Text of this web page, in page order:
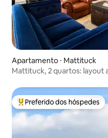
Apartamento ⋅ Mattituck
Mattituck, 2 quartos: layout
Entre os melhores
Preferido dos hóspedes